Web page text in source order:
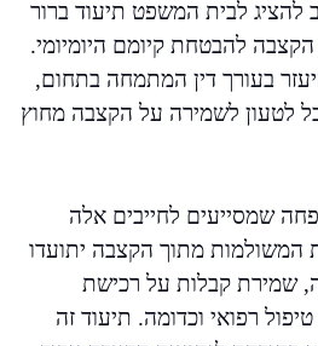
להציג לבית המשפט תיעוד ברור
הקצבה להבטחת קיומם היומיומי.
בעורך דין המתמחה בתחום,
לטעון לשמירה על הקצבה מחוץ
שמסייעים לחייבים אלה
המשולמות מתוך הקצבה יתועדו
שמירת קבלות על רכישת
רפואי וכדומה. תיעוד זה